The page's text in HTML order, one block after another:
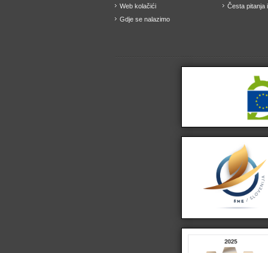
Web kolačići
Gdje se nalazimo
Česta pitanja